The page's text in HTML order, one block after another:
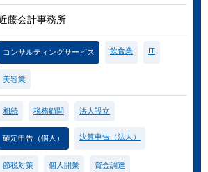
藤会計事務所
コンサルティングサービス 飲食業 IT
美容業
相続 税務顧問 法人設立
確定申告（個人） 決算申告（法人）
節税対策 個人開業 資金調達